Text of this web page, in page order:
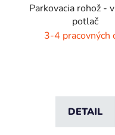
Parkovacia rohož -
potlač
3-4 pracovných
DETAIL